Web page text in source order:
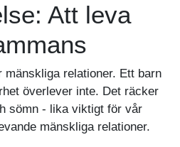
Att leva
mänskliga relationer. Ett barn
överlever inte. Det räcker
sömn - lika viktigt för vår
mänskliga relationer.